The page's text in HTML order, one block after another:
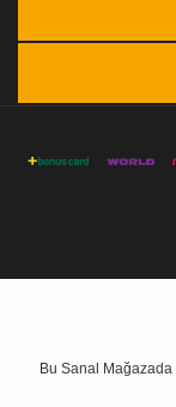
Bu Sanal Mağazada